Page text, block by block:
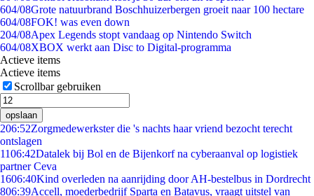
604/08Grote natuurbrand Boschhuizerbergen groeit naar 100 hectare
604/08FOK! was even down
204/08Apex Legends stopt vandaag op Nintendo Switch
604/08XBOX werkt aan Disc to Digital-programma
Actieve items
Actieve items
Scrollbar gebruiken
opslaan
206:52Zorgmedewerkster die 's nachts haar vriend bezocht terecht
ontslagen
1106:42Datalek bij Bol en de Bijenkorf na cyberaanval op logistiek
partner Ceva
1606:40Kind overleden na aanrijding door AH-bestelbus in Dordrecht
806:39Accell, moederbedrijf Sparta en Batavus, vraagt uitstel van